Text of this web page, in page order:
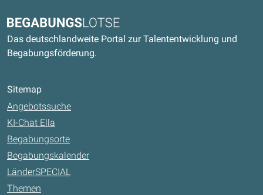
Begabungslotse
Das deutschlandweite Portal zur Talententwicklung und
Begabungsförderung.
Sitemap
Angebotssuche
KI-Chat Ella
Begabungsorte
Begabungskalender
LänderSPECIAL
Themen